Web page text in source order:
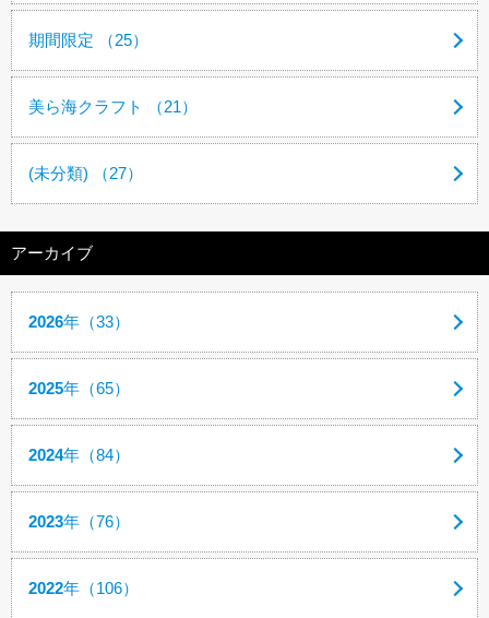
期間限定 （25）
美ら海クラフト （21）
(未分類) （27）
アーカイブ
2026年（33）
2025年（65）
2024年（84）
2023年（76）
2022年（106）